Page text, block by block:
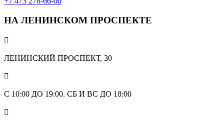
НА ЛЕНИНСКОМ ПРОСПЕКТЕ

ЛЕНИНСКИЙ ПРОСПЕКТ, 30

С 10:00 ДО 19:00. СБ И ВС ДО 18:00
